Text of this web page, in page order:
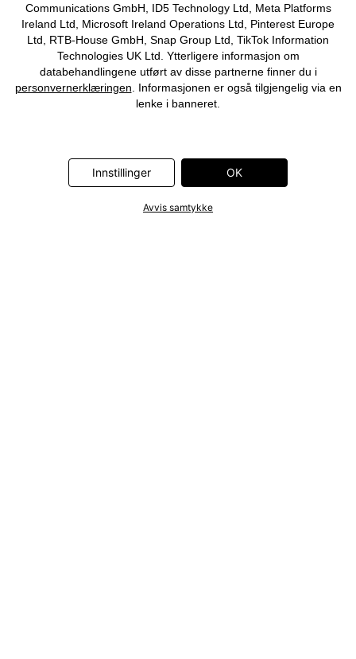
Communications GmbH, ID5 Technology Ltd, Meta Platforms
Ireland Ltd, Microsoft Ireland Operations Ltd, Pinterest Europe
Ltd, RTB-House GmbH, Snap Group Ltd, TikTok Information
Technologies UK Ltd. Ytterligere informasjon om
databehandlingene utført av disse partnerne finner du i
personvernerklæringen . Informasjonen er også tilgjengelig via en
lenke i banneret.
Innstillinger OK
Avvis samtykke